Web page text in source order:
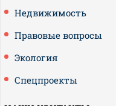
Недвижимость
Правовые вопросы
Экология
Спецпроекты